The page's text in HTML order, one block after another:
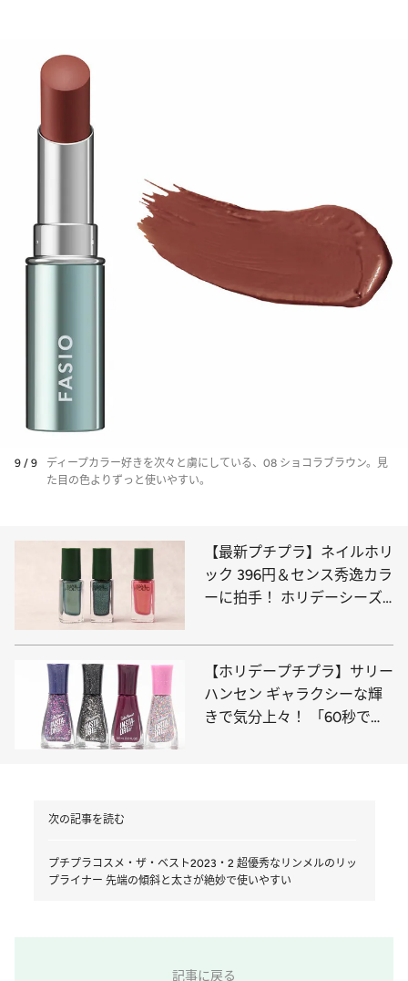
9 / 9
ディープカラー好きを次々と虜にしている、08 ショコラブラウン。見
た目の色よりずっと使いやすい。
【最新プチプラ】ネイルホリ
ック 396円＆センス秀逸カラ
ーに拍手！ ホリデーシーズ
【ホリデープチプラ】サリー
ハンセン ギャラクシーな輝
きで気分上々！ 「60秒で乾
次の記事を読む
プチプラコスメ・ザ・ベスト2023・2 超優秀なリンメルのリッ
プライナー 先端の傾斜と太さが絶妙で使いやすい
記事に戻る